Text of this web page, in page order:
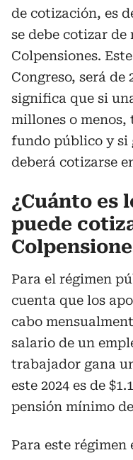
de cotización, es
se debe cotizar
Colpensiones.
Congreso, será de
significa que si
millones o menos,
fundo público y si
deberá cotizarse
¿Cuánto es
puede
Para el régimen
cuenta que los
cabo
salario de un
trabajador gana
este 2024 es de
pensión mínimo
Para este régimen